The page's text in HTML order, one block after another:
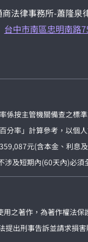
商法律事務所-蕭隆泉
台中市南區忠明南路
按主管機關備查之
率」計算參考，以個
元(含本金、利
及短期內(60天內)必須
之著作，為著作權法保
出刑事告訴並請求損害